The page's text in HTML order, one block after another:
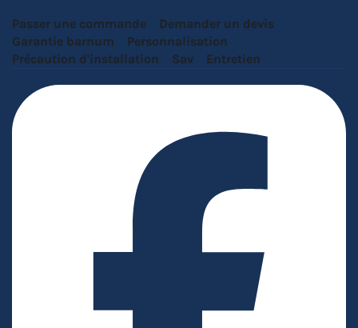
Passer une commande
Demander un devis
Garantie barnum
Personnalisation
Précaution d'installation
Sav Entretien